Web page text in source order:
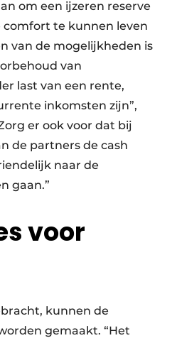
om een ijzeren reserve
comfort te kunnen leven
van de mogelijkheden is
van
last van een rente,
inkomsten zijn”,
er ook voor dat bij
de partners de cash
naar de
gaan.”
voor
kunnen de
gemaakt. “Het